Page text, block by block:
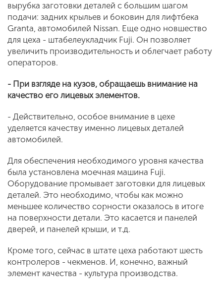
вырубка заготовки деталей с большим шагом
подачи: задних крыльев и боковин для лифтбека
Granta, автомобилей Nissan. Еще одно новшество
для цеха - штабелеукладчик Fuji. Он позволяет
увеличить производительность и облегчает работу
операторов.
- При взгляде на кузов, обращаешь внимание на
качество его лицевых элементов.
- Действительно, особое внимание в цехе
уделяется качеству именно лицевых деталей
автомобилей.
Для обеспечения необходимого уровня качества
была установлена моечная машина Fuji.
Оборудование промывает заготовки для лицевых
деталей. Это необходимо, чтобы как можно
меньшее количество сорности оказалось в итоге
на поверхности детали. Это касается и панелей
дверей, и панелей крыши, и т.д.
Кроме того, сейчас в штате цеха работают шесть
контролеров - чекменов. И, конечно, важный
элемент качества - культура производства.